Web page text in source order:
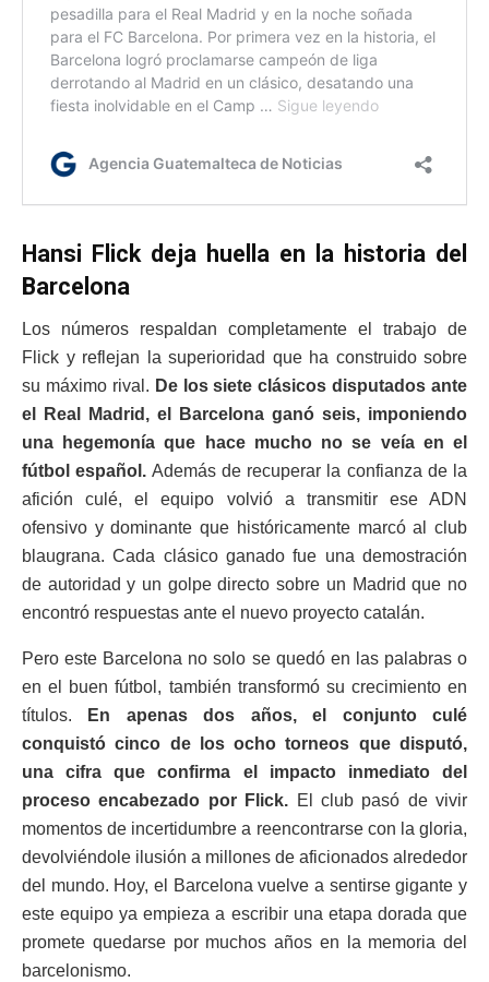
Hansi Flick deja huella en la historia del
Barcelona
Los números respaldan completamente el trabajo de
Flick y reflejan la superioridad que ha construido sobre
su máximo rival. De los siete clásicos disputados ante
el
Real Madrid , el Barcelona ganó seis, imponiendo
una hegemonía que hace mucho no se veía en el
fútbol español. Además de recuperar la confianza de la
afición culé, el equipo volvió a transmitir ese ADN
ofensivo y dominante que históricamente marcó al club
blaugrana. Cada clásico ganado fue una demostración
de autoridad y un golpe directo sobre un Madrid que no
encontró respuestas ante el nuevo proyecto catalán.
Pero este Barcelona no solo se quedó en las palabras o
en el buen fútbol, también transformó su crecimiento en
títulos.
En apenas dos años, el conjunto culé
conquistó cinco de los ocho torneos que disputó,
una cifra que confirma el impacto inmediato del
proceso encabezado por Flick. El club pasó de vivir
momentos de incertidumbre a reencontrarse con la gloria,
devolviéndole ilusión a millones de aficionados alrededor
del mundo. Hoy, el Barcelona vuelve a sentirse gigante y
este equipo ya empieza a escribir una etapa dorada que
promete quedarse por muchos años en la memoria del
barcelonismo.